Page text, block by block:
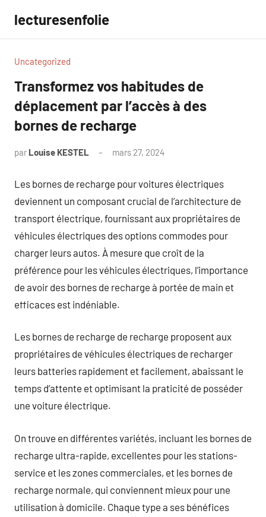
contenu
lecturesenfolie
Uncategorized
Transformez vos habitudes de
déplacement par l’accès à des
bornes de recharge
par Louise KESTEL mars 27, 2024
Les bornes de recharge pour voitures électriques
deviennent un composant crucial de l’architecture de
transport électrique, fournissant aux propriétaires de
véhicules électriques des options commodes pour
charger leurs autos. À mesure que croît de la
préférence pour les véhicules électriques, l’importance
de avoir des bornes de recharge à portée de main et
efficaces est indéniable.
Les bornes de recharge de recharge proposent aux
propriétaires de véhicules électriques de recharger
leurs batteries rapidement et facilement, abaissant le
temps d’attente et optimisant la praticité de posséder
une voiture électrique.
On trouve en différentes variétés, incluant les bornes de
recharge ultra-rapide, excellentes pour les stations-
service et les zones commerciales, et les bornes de
recharge normale, qui conviennent mieux pour une
utilisation à domicile. Chaque type a ses bénéfices